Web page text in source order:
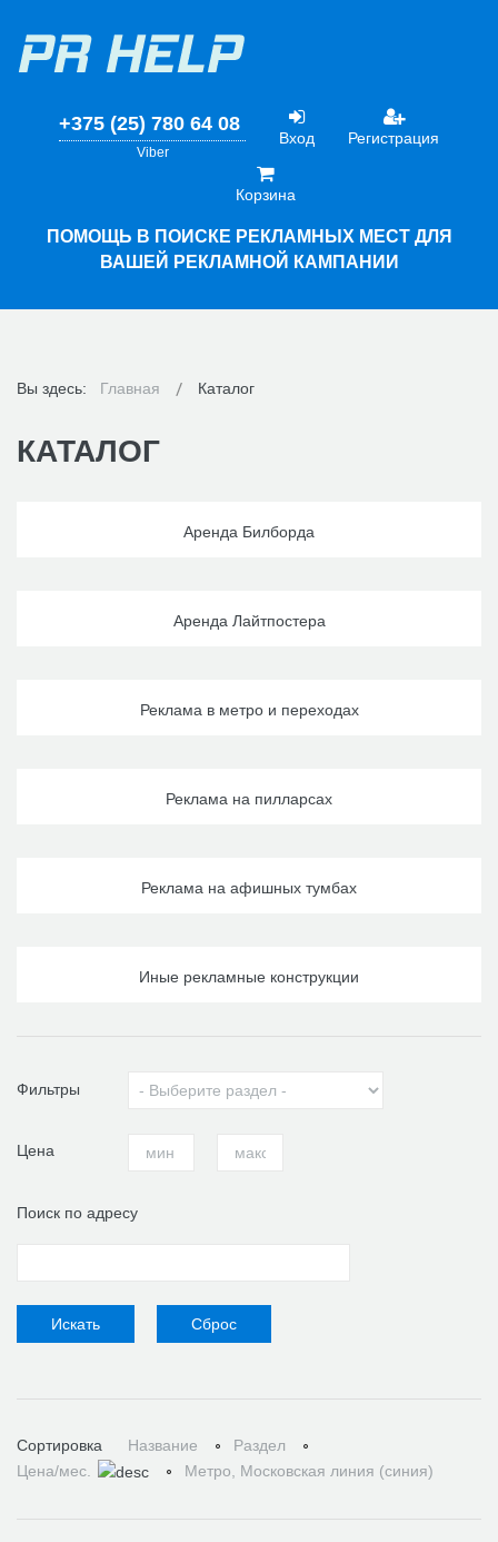
+375 (25) 780 64 08
Viber
Вход Регистрация
Корзина
ПОМОЩЬ В ПОИСКЕ РЕКЛАМНЫХ МЕСТ ДЛЯ
ВАШЕЙ РЕКЛАМНОЙ КАМПАНИИ
Вы здесь: Главная Каталог
КАТАЛОГ
Аренда Билборда
Аренда Лайтпостера
Реклама в метро и переходах
Реклама на пилларсах
Реклама на афишных тумбах
Иные рекламные конструкции
Фильтры
Цена
Поиск по адресу
Сортировка Название
Раздел
Цена/мес.
Метро, Московская линия (синия)